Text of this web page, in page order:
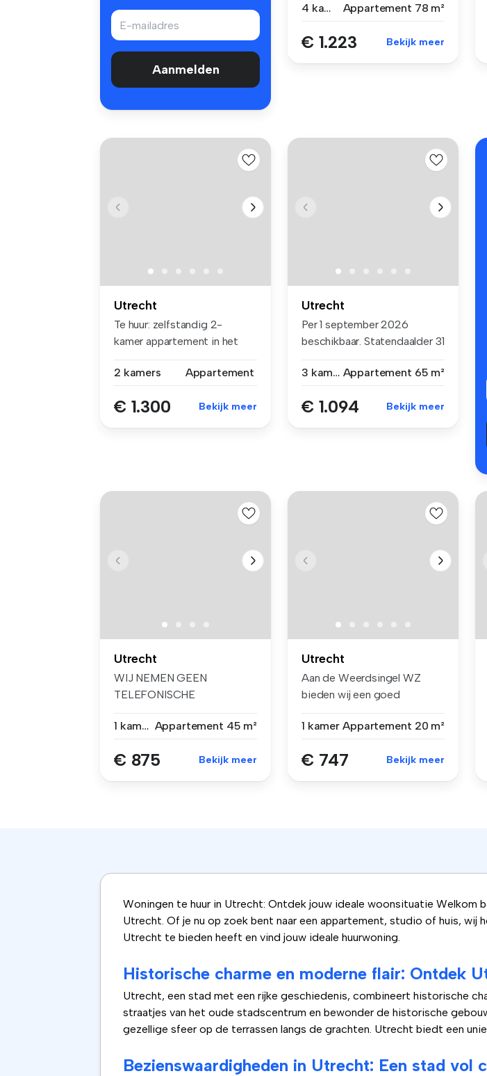
Aanmelden
4 kamers
Appartement 78 m²
€ 1.223 Bekijk meer
Utrecht
Te huur: zelfstandig 2-
kamer appartement in het
2 kamers
Appartement
€ 1.300 Bekijk meer
Utrecht
Per 1 september 2026
beschikbaar. Statendaalder 31
3 kamers Appartement 65 m²
€ 1.094 Bekijk meer
Utrecht
WIJ NEMEN GEEN
TELEFONISCHE
AAN. G...
1 kamer Appartement 45 m²
€ 875 Bekijk meer
Utrecht
Aan de Weerdsingel WZ
bieden wij een goed
1 kamer Appartement 20 m²
€ 747 Bekijk meer
Woningen te huur in Utrecht: Ontdek jouw ideale woonsituatie Welkom
Utrecht. Of je nu op zoek bent naar een appartement, studio of huis,
Utrecht te bieden heeft en vind jouw ideale huurwoning.
Historische charme en moderne flair: Ontdek
Utrecht, een stad met een rijke geschiedenis, combineert historische
straatjes van het oude stadscentrum en bewonder de historische
gezellige sfeer op de terrassen langs de grachten. Utrecht biedt een
Bezienswaardigheden in Utrecht: Een stad vol